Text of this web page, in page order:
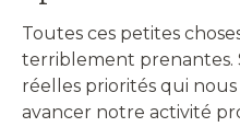
Toutes ces petites
terriblement prenantes.
réelles priorités qui
avancer notre activité